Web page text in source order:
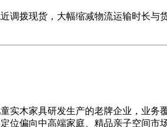
拨现货，大幅缩减物流运输时长与
木家具研发生产的老牌企业，业务
偏向中高端家庭、精品亲子空间市